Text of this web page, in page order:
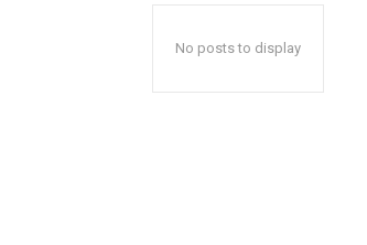
No posts to display